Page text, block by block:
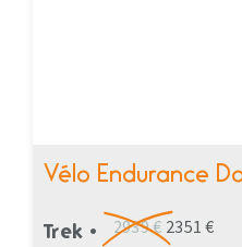
Vélo Endurance
Trek • 2939 € 2351 €